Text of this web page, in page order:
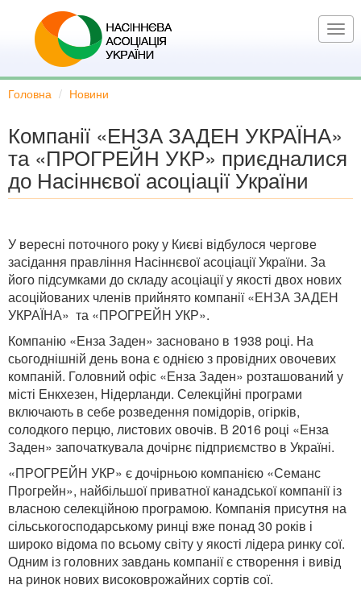
основного
Головна Новини
Компанії «ЕНЗА ЗАДЕН УКРАЇНА»
та «ПРОГРЕЙН УКР» приєдналися
до Насіннєвої асоціації України
У вересні поточного року у Києві відбулося чергове
засідання правління Насіннєвої асоціації України. За
його підсумками до складу асоціації у якості двох нових
асоційованих членів прийнято компанії «ЕНЗА ЗАДЕН
УКРАЇНА» та «ПРОГРЕЙН УКР».
Компанію «Енза Заден» засновано в 1938 році. На
сьогоднішній день вона є однією з провідних овочевих
компаній. Головний офіс «Енза Заден» розташований у
місті Енкхезен, Нідерланди. Селекційні програми
включають в себе розведення помідорів, огірків,
солодкого перцю, листових овочів. В 2016 році «Енза
Заден» започаткувала дочірнє підприємство в Україні.
«ПРОГРЕЙН УКР» є дочірньою компанією «Семанс
Прогрейн», найбільшої приватної канадської компанії із
власною селекційною програмою. Компанія присутня на
сільськогосподарському ринці вже понад 30 років і
широко відома по всьому світу у якості лідера ринку сої.
Одним із головних завдань компанії є створення і вивід
на ринок нових високоврожайних сортів сої.